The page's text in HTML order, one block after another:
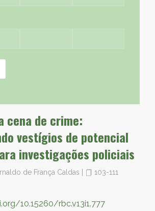
cena de crime:
vestígios de potencial
investigações policiais
de França Caldas 103-111
10.15260/rbc.v13i1.777